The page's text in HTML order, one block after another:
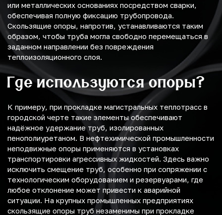
или металлических основаниях посредством сварки,
обеспечивая полную фиксацию трубопровода.
Скользящие опоры, напротив, устанавливаются таким
образом, чтобы труба могла свободно перемещаться в
заданном направлении без повреждения
теплоизоляционного слоя.
Где используются опоры?
К примеру, при прокладке магистральных теплотрасс в
городской черте такие элементы обеспечивают
надёжное удержание труб, изолированных
пенополиуретаном. В нефтехимической промышленности
неподвижные опоры применяются в установках
транспортировки агрессивных жидкостей. Здесь важно
исключить смещение труб, особенно при сопряжении с
технологическим оборудованием и резервуарами, где
любое отклонение может привести к аварийной
ситуации. На крупных промышленных предприятиях
скользящие опоры труб незаменимы при прокладке